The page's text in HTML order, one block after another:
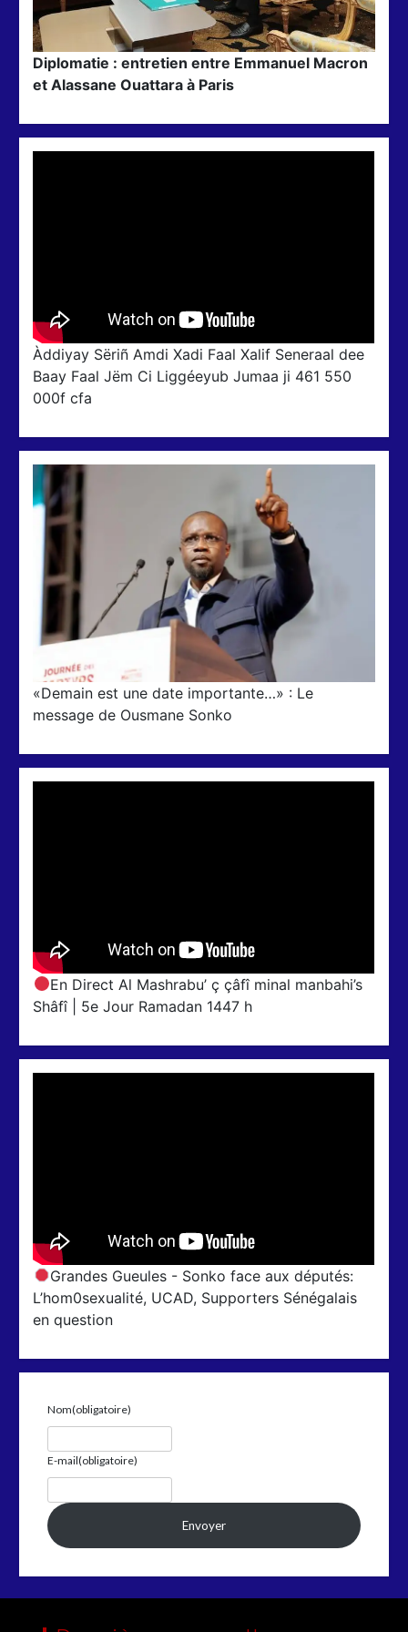
Diplomatie : entretien entre Emmanuel Macron
et Alassane Ouattara à Paris
Àddiyay Sëriñ Amdi Xadi Faal Xalif Seneraal dee
Baay Faal Jëm Ci Liggéeyub Jumaa ji 461 550
000f cfa
«Demain est une date importante…» : Le
message de Ousmane Sonko
En Direct Al Mashrabu’ ç çâfî minal manbahi’s
Shâfî | 5e Jour Ramadan 1447 h
Grandes Gueules - Sonko face aux députés:
L’hom0sexualité, UCAD, Supporters Sénégalais
en question
Nom(obligatoire)
E-mail(obligatoire)
Envoyer